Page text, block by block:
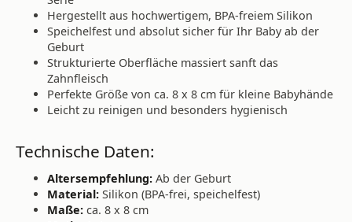
Hergestellt aus hochwertigem, BPA-freiem Silikon
Speichelfest und absolut sicher für Ihr Baby ab der
Geburt
Strukturierte Oberfläche massiert sanft das
Zahnfleisch
Perfekte Größe von ca. 8 x 8 cm für kleine Babyhände
Leicht zu reinigen und besonders hygienisch
Technische Daten:
Altersempfehlung: Ab der Geburt
Material: Silikon (BPA-frei, speichelfest)
Maße: ca. 8 x 8 cm